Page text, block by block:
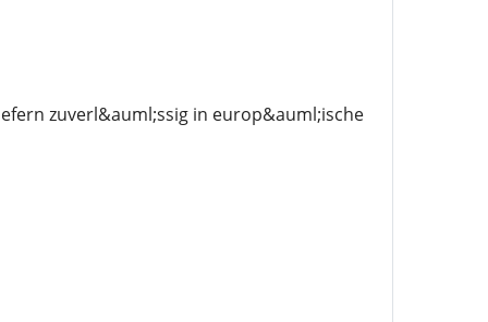
zuverl&auml;ssig in europ&auml;ische